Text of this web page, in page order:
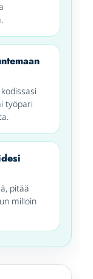
työpari
pitää
milloin